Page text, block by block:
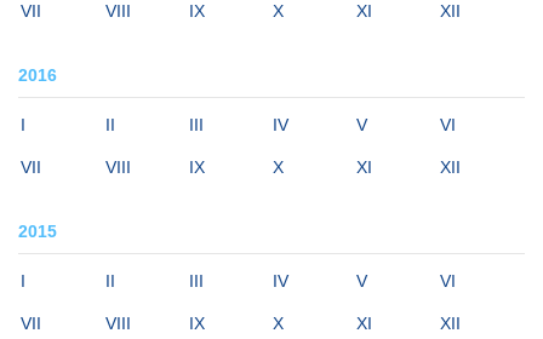
VII VIII IX X XI XII
2016
I II III IV V VI
VII VIII IX X XI XII
2015
I II III IV V VI
VII VIII IX X XI XII